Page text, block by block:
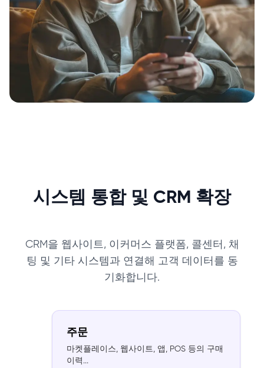
시스템 통합 및 CRM 확장
CRM을 웹사이트, 이커머스 플랫폼, 콜센터, 채
팅 및 기타 시스템과 연결해 고객 데이터를 동
기화합니다.
주문
마켓플레이스, 웹사이트, 앱, POS 등의 구매
이력...